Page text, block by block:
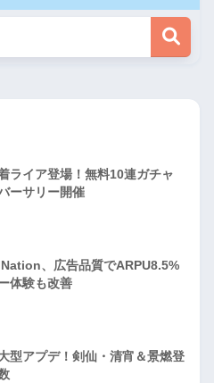
ライア登場！無料10連ガチャ
ーサリー開催
、広告品質でARPU8.5%
体験も改善
型アプデ！剣仙・清宵＆景燃登